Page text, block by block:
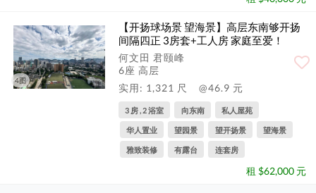
4图
【开扬球场景 望海景】高层东南够开扬
间隔四正 3房套+工人房 家庭至爱！
何文田 君颐峰
6座 高层
实用: 1,321 尺
@46.9 元
3 房 , 2 浴室 向东南 私人屋苑
华人置业 望园景 望开扬景 望海景
雅致装修 有露台 连套房
租 $62,000 元